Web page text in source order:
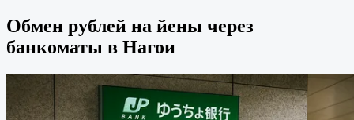
Обмен рублей на йены через
банкоматы в Нагои